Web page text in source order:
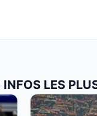
LES